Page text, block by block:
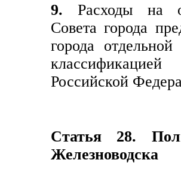
9. Расходы на
Совета города
города
Российской
Статья 28.
Железноводска